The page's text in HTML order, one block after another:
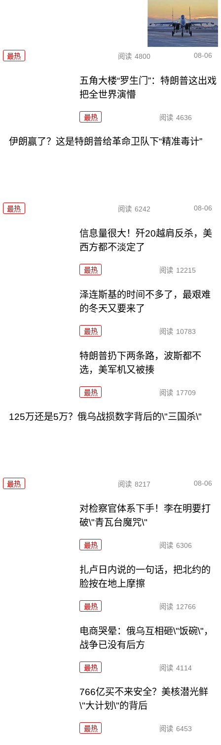
最热 阅读 4800 08-06
五角大楼“罗生门”：特朗普这出戏
把全世界演懵
最热 阅读 4636
伊朗赢了？这是特朗普给革命卫队下“精准毒计”
最热 阅读 6242 08-06
信息量很大！歼20越肩反杀，美
西方都不淡定了
最热 阅读 12215
泽连斯基的时间不多了，最艰难
的冬天又要来了
最热 阅读 10783
特朗普扔下两条路，波斯都不
选，美军机又被揍
最热 阅读 17709
125万还是5万？俄乌战损数字背后的\"三国杀\"
最热 阅读 8217 08-06
对检察官体系下手！李在明要打
破\"青瓦台魔咒\"
最热 阅读 6306
扎卢日内说的一句话，把北约的
脸按在地上摩擦
最热 阅读 12766
电商哭晕：俄乌互相砸\"饭碗\"，
战争已没有后方
最热 阅读 4114
766亿买不来安全？美核潜光鲜
\"大计划\"的背后
最热 阅读 6453